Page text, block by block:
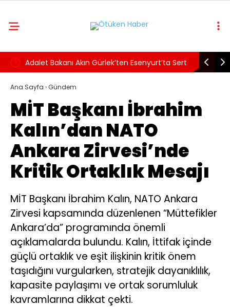
45
Adalet Bakanı Akın Gürlek’ten Esenyurt’ta Sert
Uyuşturucu ve Çete Açıklaması
Ana Sayfa ›Gündem
MİT Başkanı İbrahim
Kalın’dan NATO
Ankara Zirvesi’nde
Kritik Ortaklık Mesajı
MİT Başkanı İbrahim Kalın, NATO Ankara
Zirvesi kapsamında düzenlenen “Müttefikler
Ankara’da” programında önemli
açıklamalarda bulundu. Kalın, İttifak içinde
güçlü ortaklık ve eşit ilişkinin kritik önem
taşıdığını vurgularken, stratejik dayanıklılık,
kapasite paylaşımı ve ortak sorumluluk
kavramlarına dikkat çekti.